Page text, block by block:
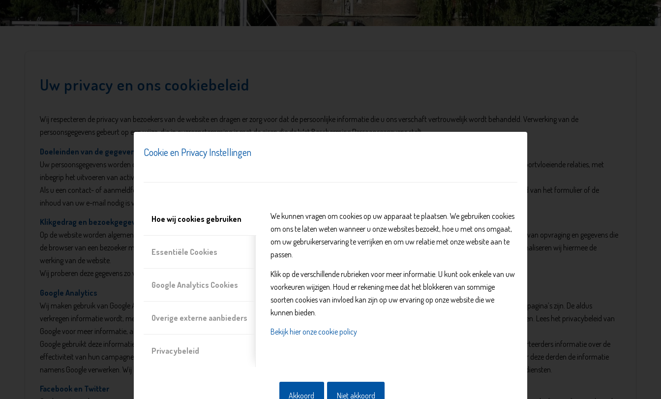
Cookie en Privacy Instellingen
Hoe wij cookies gebruiken
Essentiële Cookies
Google Analytics Cookies
Overige externe aanbieders
Privacybeleid
We kunnen vragen om cookies op uw apparaat te plaatsen. We gebruiken cookies
om ons te laten weten wanneer u onze websites bezoekt, hoe u met ons omgaat,
om uw gebruikerservaring te verrijken en om uw relatie met onze website aan te
passen.
Klik op de verschillende rubrieken voor meer informatie. U kunt ook enkele van uw
voorkeuren wijzigen. Houd er rekening mee dat het blokkeren van sommige
soorten cookies van invloed kan zijn op uw ervaring op onze website die we
kunnen bieden.
Bekijk hier onze cookie policy
Akkoord Niet akkoord
Uw privacy en ons cookiebeleid
Wij respecteren de privacy van bezoekers van de website en dragen er zorg voor dat de persoonlijke informatie die u ons verschaft vertrouwelijk wordt behandeld. Verwerking van de
persoonsgegevens gebeurt op een wijze, die in overeenstemming is met de eisen die de Wet Bescherming Persoonsgegevens stelt.
Doeleinden van de gegevensverwerking
Uw persoonsgegevens worden door ons verwerkt voor het aangaan en uitvoeren van overeenkomsten ter zake juridische diensten en het beheren van de daaruit voortvloeiende relaties, met
inbegrip het uitvoeren van activiteiten gericht op de vergroting van het klantenbestand.
Als u een contact- of aanmeldformulier op de website invult, of ons een e-mail stuurt, dan worden de gegevens die u ons toestuurt bewaard zolang als naar de aard van het formulier of de
inhoud van uw e-mail nodig is voor de volledige beantwoording en afhandeling daarvan.
Klikgedrag en bezoekgegevens
Op de website worden algemene bezoekgegevens bijgehouden. In dit kader kan met name het IP-adres van uw computer, de eventuele gebruikersnaam, het tijdstip van opvraging en gegevens die
de browser van een bezoeker meestuurt, worden geregistreerd en worden gebruikt voor statistische analyses van bezoek- en klikgedrag op de website. Tevens optimaliseren wij hiermee de
werking van de website.
Wij proberen deze gegevens zo veel mogelijk te anonimiseren. Deze gegevens worden niet aan derden verstrekt.
Google Analytics
Wij maken gebruik van Google Analytics om bij te houden hoe gebruikers de Website gebruiken en hoe effectief onze Adwords-advertenties bij Google zoekresultaatpagina’s zijn. De aldus
verkregen informatie wordt, met inbegrip van het adres van uw computer (IP-adres), overgebracht naar en door Google opgeslagen op servers in de Verenigde Staten. Lees het privacybeleid van
Google voor meer informatie, alsook het specifieke privacybeleid van Google Analytics.
Google gebruikt deze informatie om bij te houden hoe onze website gebruikt wordt, om rapporten over de Website aan ons te kunnen verstrekken en om haar adverteerders informatie over de
effectiviteit van hun campagnes te kunnen bieden. Google kan deze informatie aan derden verschaffen indien Google hiertoe wettelijk wordt verplicht, of voor zover deze derden de informatie
namens Google verwerken. Wij hebben hier geen invloed op. Wij hebben Google niet toegestaan de verkregen analytics informatie te gebruiken voor andere Google diensten.
Facebook en Twitter